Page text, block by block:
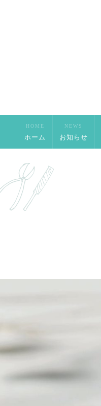
HOME
ホーム
NEWS
お知らせ